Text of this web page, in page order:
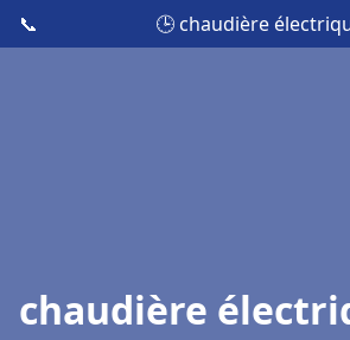
📞 🕒 chaudière
chaudière